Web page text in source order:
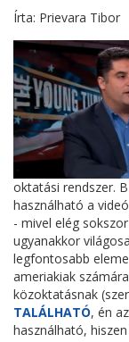
Írta: Prievara Tibor
oktatási rendszer.
használható a
- mivel elég
ugyanakkor
legfontosabb
ameriakiak
közoktatásnak
TALÁLHATÓ, én
használható,